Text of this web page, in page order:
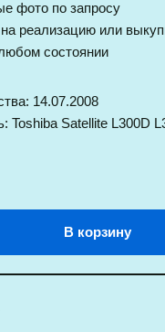
фото по запросу
реализацию или
состоянии
14.07.2008
Toshiba Satellite L300D
В корзину